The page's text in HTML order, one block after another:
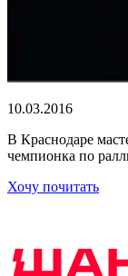
10.03.2016
В Краснодаре
чемпионка по
Хочу почитать